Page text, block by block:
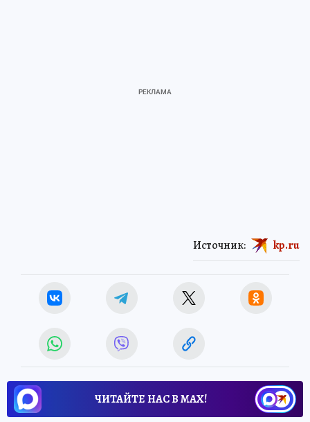
Источник: kp.ru
ЧИТАЙТЕ НАС В МАХ!